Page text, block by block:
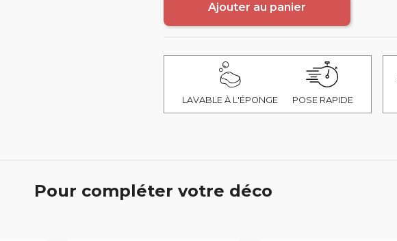
Ajouter au panier
LAVABLE À L'ÉPONGE POSE RAPIDE
Pour compléter votre déco